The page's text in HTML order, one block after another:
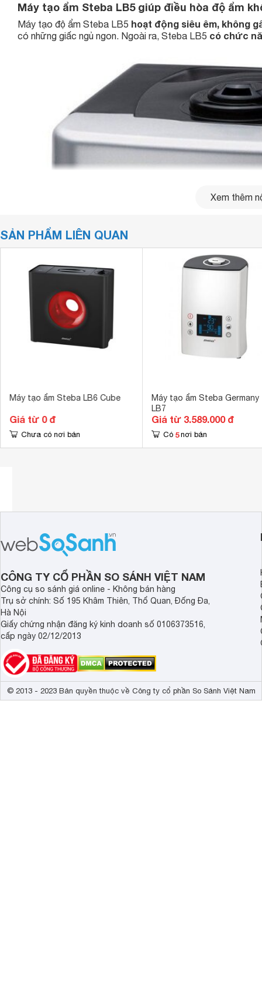
Máy tạo ẩm Steba LB5 giúp điều hòa độ ẩm
Máy tạo độ ẩm Steba LB5 hoạt động siêu êm, không
có những giấc ngủ ngon. Ngoài ra, Steba LB5 có chức
Máy tạo ẩmSteba LB5 sử dụng đơn giản với màn hình
Xem thêm
SẢN PHẨM LIÊN QUAN
Máy tạo ẩm Steba LB6 Cube
Giá từ 0 đ
Chưa có nơi bán
Máy tạo ẩm Steba Germany
LB7
Giá từ 3.589.000 đ
Có 5 nơi bán
CÔNG TY CỔ PHẦN SO SÁNH VIỆT NAM
Công cụ so sánh giá online - Không bán hàng
Trụ sở chính: Số 195 Khâm Thiên, Thổ Quan, Đống Đa,
Hà Nội
Giấy chứng nhận đăng ký kinh doanh số 0106373516,
cấp ngày 02/12/2013
© 2013 - 2023 Bản quyền thuộc về Công ty cổ phần So Sánh Việt Nam